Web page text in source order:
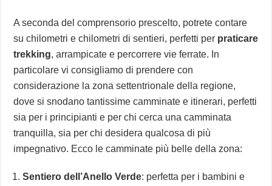
A seconda del comprensorio prescelto, potrete contare
su chilometri e chilometri di sentieri, perfetti per praticare
trekking, arrampicate e percorrere vie ferrate. In
particolare vi consigliamo di prendere con
considerazione la zona settentrionale della regione,
dove si snodano tantissime camminate e itinerari, perfetti
sia per i principianti e per chi cerca una camminata
tranquilla, sia per chi desidera qualcosa di più
impegnativo. Ecco le camminate più belle della zona:
Sentiero dell’Anello Verde: perfetta per i bambini e